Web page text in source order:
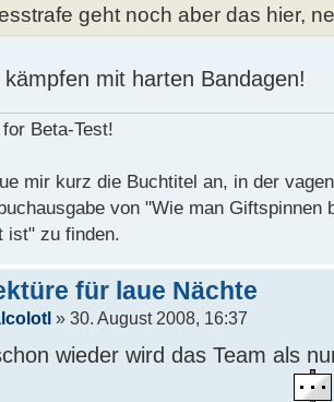
geht noch aber das hier,
mit harten Bandagen!
Beta-Test!
mir kurz die Buchtitel an, in der
von "Wie man Giftspinnen
ist" zu finden.
für laue Nächte
» 30. August 2008, 16:37
wieder wird das Team als